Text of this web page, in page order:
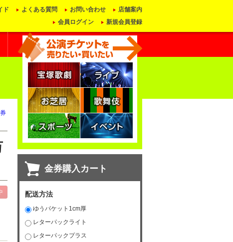
ド よくある質問 お問い合わせ
店舗案内
会員ログイン
新規会員登録
金券購入カート
配送方法
ゆうパケット1cm厚
レターパックライト
レターパックプラス